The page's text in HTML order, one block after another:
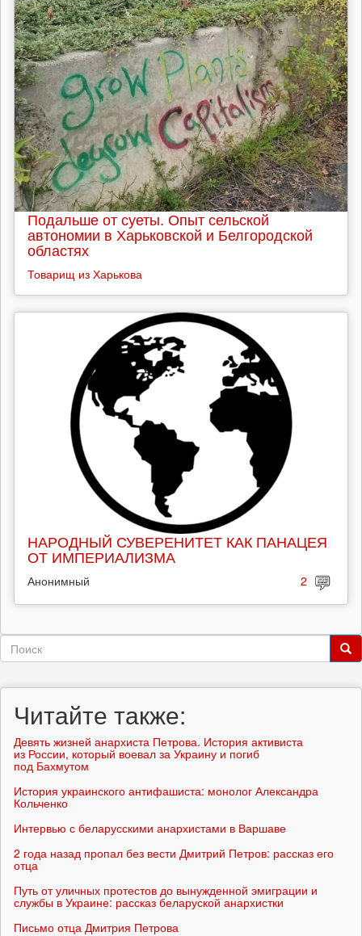
Подальше от суеты. Опыт сельской
автономии в Харьковской и Белгородской
областях
Товарищ из Харькова
НАРОДНЫЙ СУВЕРЕНИТЕТ КАК ПАНАЦЕЯ
ОТ ИМПЕРИАЛИЗМА
Анонимный 2
Форма
Читайте также:
Девять жизней анархиста Петрова. История активиста
из России, который воевал за Украину и погиб
под Бахмутом
История украинского антифашиста: монолог Александра
Кольченко
Интервью с беларусскими анархистами в Варшаве
2 года назад пропал без вести Дмитрий Петров: рассказ его
отца
Путь от уличных протестов до вынужденной эмиграции и
службы в Украине: рассказ беларуской анархистки
Письмо отца Дмитрия Петрова